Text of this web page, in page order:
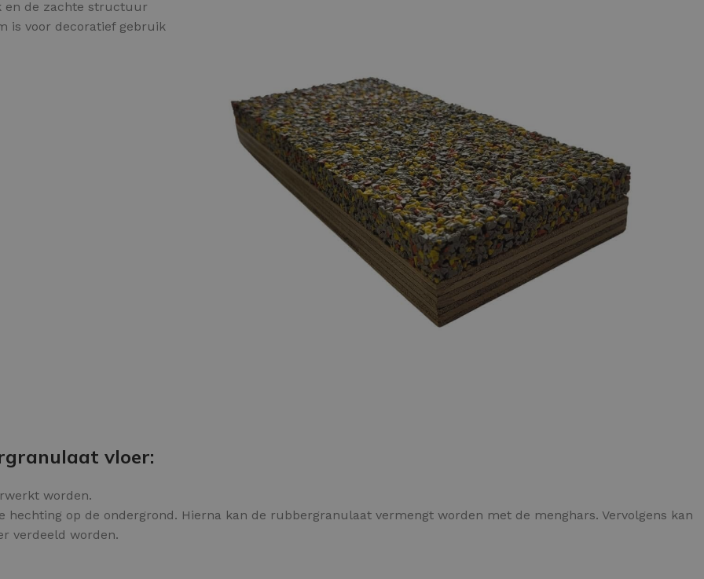
en de zachte structuur
is voor decoratief gebruik
vloer:
worden.
hechting op de ondergrond. Hierna kan de rubbergranulaat vermengt worden met de menghars. Vervolgens kan
verdeeld worden.